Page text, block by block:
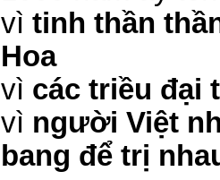
vì tinh thần
Hoa
vì các triều đại
vì người Việt
bang để trị